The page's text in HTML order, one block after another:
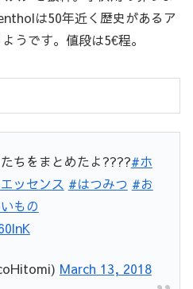
は50年近く歴史があるア
うです。値段は5€程。
ちをまとめたよ????#ホ
ッセンス #はつみつ #お
もの
March 13, 2018